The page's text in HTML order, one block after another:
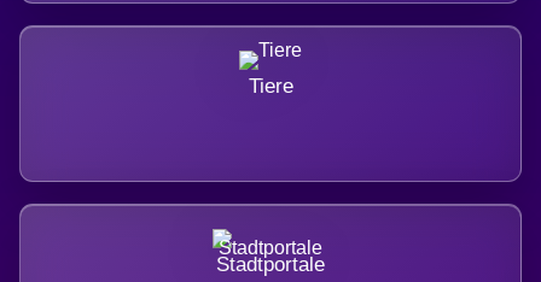
Tiere
Stadtportale